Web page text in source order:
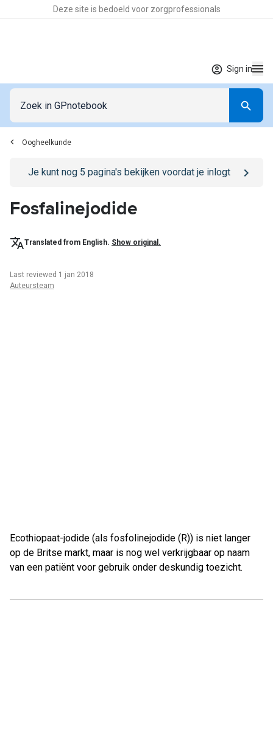
Deze site is bedoeld voor zorgprofessionals
Sign in
Oogheelkunde
Go to/sign-in page
Je kunt nog 5 pagina's bekijken voordat je inlogt
Fosfalinejodide
Translated from English. Show original.
Last reviewed 1 jan 2018
Auteursteam
Ecothiopaat-jodide (als fosfolinejodide (R)) is niet langer
op de Britse markt, maar is nog wel verkrijgbaar op naam
van een patiënt voor gebruik onder deskundig toezicht.